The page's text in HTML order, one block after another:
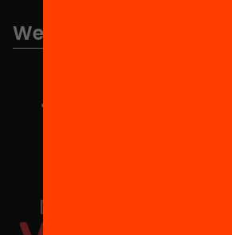
We are part of...